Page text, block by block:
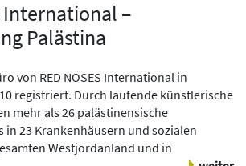
International –
Palästina
von RED NOSES International in
registriert. Durch laufende künstlerische
mehr als 26 palästinensische
in 23 Krankenhäusern und sozialen
Westjordanland und in